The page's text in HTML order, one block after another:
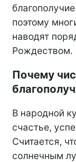
поэтому
наводят
Рождеством.
Почему
В народной
счастье,
Считается,
солнечным